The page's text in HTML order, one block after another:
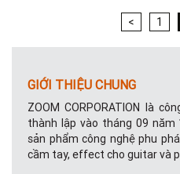
< 1
GIỚI THIỆU CHUNG
ZOOM CORPORATION là
thành lập vào tháng 09
sản phẩm công nghệ phu
cầm tay, effect cho guitar và